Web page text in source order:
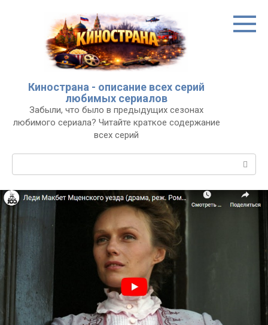
Кинострана - описание всех серий
любимых сериалов
Забыли, что было в предыдущих сезонах
любимого сериала? Читайте краткое содержание
всех серий